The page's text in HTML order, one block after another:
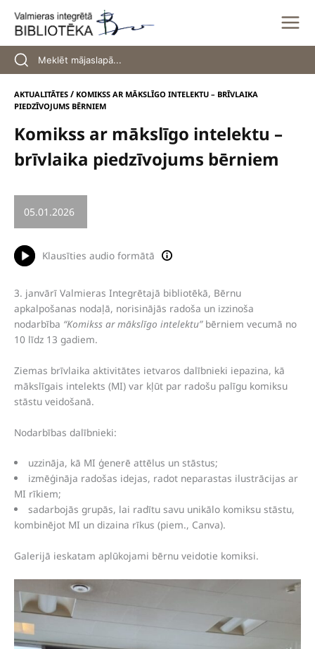
content
AKTUALITĀTES / KOMIKSS AR MĀKSLĪGO INTELEKTU – BRĪVLAIKA
PIEDZĪVOJUMS BĒRNIEM
Komikss ar mākslīgo intelektu –
brīvlaika piedzīvojums bērniem
05.01.2026
Klausīties audio formātā
3. janvārī Valmieras Integrētajā bibliotēkā, Bērnu
apkalpošanas nodaļā, norisinājās radoša un izzinoša
nodarbība “Komikss ar mākslīgo intelektu”bērniem vecumā no
10 līdz 13 gadiem.
Ziemas brīvlaika aktivitātes ietvaros dalībnieki iepazina, kā
mākslīgais intelekts (MI) var kļūt par radošu palīgu komiksu
stāstu veidošanā.
Nodarbības dalībnieki:
uzzināja, kā MI ģenerē attēlus un stāstus;
izmēģināja radošas idejas, radot neparastas ilustrācijas ar
MI rīkiem;
sadarbojās grupās, lai radītu savu unikālo komiksu stāstu,
kombinējot MI un dizaina rīkus (piem., Canva).
Galerijā ieskatam aplūkojami bērnu veidotie komiksi.